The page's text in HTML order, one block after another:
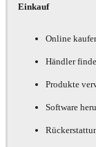
Einkauf
Online
Händler
Produkte
Software